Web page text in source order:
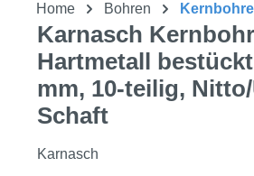
Home Bohren
Karnasch
Hartmetall
mm, 10-teilig,
Schaft
Karnasch